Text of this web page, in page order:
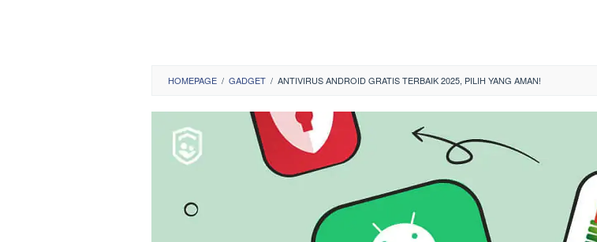
HOMEPAGE / GADGET / ANTIVIRUS ANDROID GRATIS TERBAIK 2025, PILIH YANG AMAN!